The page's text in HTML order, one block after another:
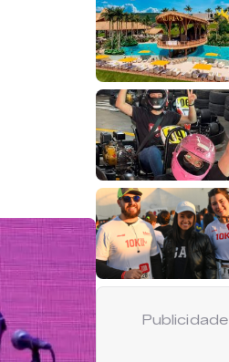
Publicidade